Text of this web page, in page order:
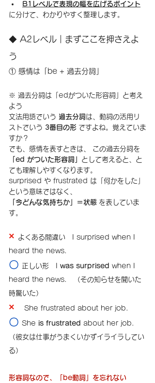
B1レベルで表現の幅を広げるポイント
に分けて、わかりやすく整理します。
◆ A2レベル｜まずここを押さえよ
う
① 感情は「be + 過去分詞」
※ 過去分詞は「edがついた形容詞」と考え
よう
文法用語でいう 過去分詞 は、動詞の活用リ
ストでいう 3番目の形 ですよね。覚えていま
すか？
でも、感情を表すときは、 この過去分詞を
「ed がついた形容詞」 として考えると、と
ても理解しやすくなります。
surprised や frustrated は「何かをした」
という意味ではなく、
「今どんな気持ちか」＝状態 を表していま
す。
×
よくある間違い　I surprised when I
heard the news.
〇 正しい形　I was surprised when I
heard the news.　（その知らせを聞いた
時驚いた）
× She frustrated about her job.
〇 She is frustrated about her job.
（彼女は仕事がうまくいかずイライラしてい
る）
形容詞なので、「be動詞」を忘れない